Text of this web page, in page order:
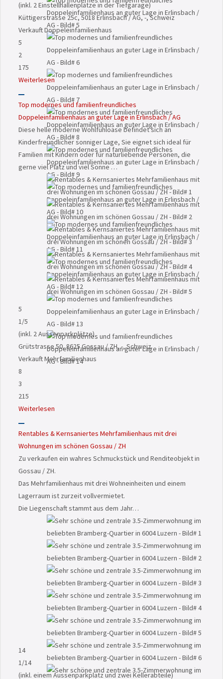
(inkl. 2 Einstellhallenplätze in der Tiefgarage)
Küttigerstrasse 25c, 5018 Erlinsbach / AG, -, Schweiz
VerkauftDoppeleinfamilienhaus
5
2
175
Weiterlesen
Top modernes und familienfreundliches
Doppeleinfamilienhaus an guter Lage in Erlinsbach / AG
Diese helle moderne Wohlfühloase befindet sich an
Kinderfreundlicher sonniger Lage, Sie eignet sich ideal für
Familien mit Kindern oder für naturliebende Personen, die
gerne viel Platz und viel Sonne …
5
1/5
(inkl. 2 Aussenparkplätze)
Grütstrasse 50, 8625 Gossau / ZH, -, Schweiz
VerkauftMehrfamilienhaus
8
3
215
Weiterlesen
Rentables & Kernsaniertes Mehrfamilienhaus mit drei
Wohnungen im schönen Gossau / ZH
Zu verkaufen ein wahres Schmuckstück und Renditeobjekt in
Gossau / ZH.
Das Mehrfamilienhaus mit drei Wohneinheiten und einem
Lagerraum ist zurzeit vollvermietet.
Die Liegenschaft stammt aus dem Jahr…
14
1/14
(inkl. einem Aussenparkplatz und zwei Kellerabteile)